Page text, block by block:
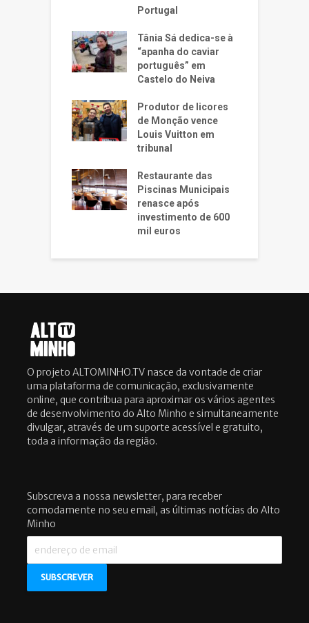
Portugal
Tânia Sá dedica-se à
“apanha do caviar
português” em
Castelo do Neiva
Produtor de licores
de Monção vence
Louis Vuitton em
tribunal
Restaurante das
Piscinas Municipais
renasce após
investimento de 600
mil euros
O projeto ALTOMINHO.TV nasce da vontade de criar
uma plataforma de comunicação, exclusivamente
online, que contribua para aproximar os vários agentes
de desenvolvimento do Alto Minho e simultaneamente
divulgar, através de um suporte acessível e gratuito,
toda a informação da região.
Subscreva a nossa newsletter, para receber
comodamente no seu email, as últimas notícias do Alto
Minho